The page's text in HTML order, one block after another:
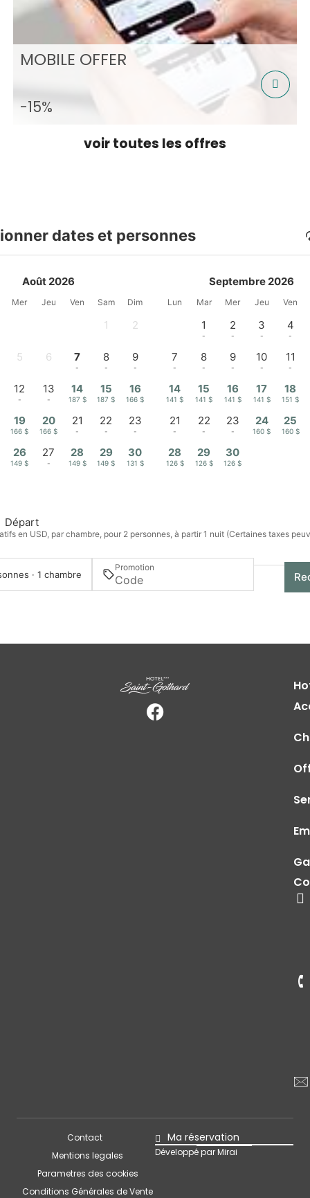
MOBILE OFFER
-15%
voir toutes les offres
dates et personnes
Août 2026
Mer Jeu Ven Sam Dim
1 2
5 6 7
-
8
-
9
-
12
-
13
-
14
187 $
15
187 $
16
166 $
19
166 $
20
166 $
21
-
22
-
23
-
26
149 $
27
-
28
149 $
29
149 $
30
131 $
Septembre 2026
Lun Mar Mer Jeu Ven
1
-
2
-
3
-
4
-
7
-
8
-
9
-
10
-
11
-
14
141 $
15
141 $
16
141 $
17
141 $
18
151 $
21
-
22
-
23
-
24
160 $
25
160 $
28
126 $
29
126 $
30
126 $
Départ
en USD, par chambre, pour 2 personnes, à partir 1 nuit (Certaines taxes
· 1 chambre
Promotion
Contact
Mentions legales
Parametres des cookies
Conditions Générales de Vente
Ma réservation
Développé parMirai